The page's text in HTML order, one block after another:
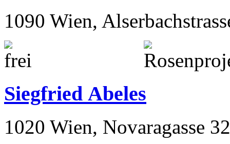
1090 Wien,
Siegfried Abeles
1020 Wien, Novaragasse